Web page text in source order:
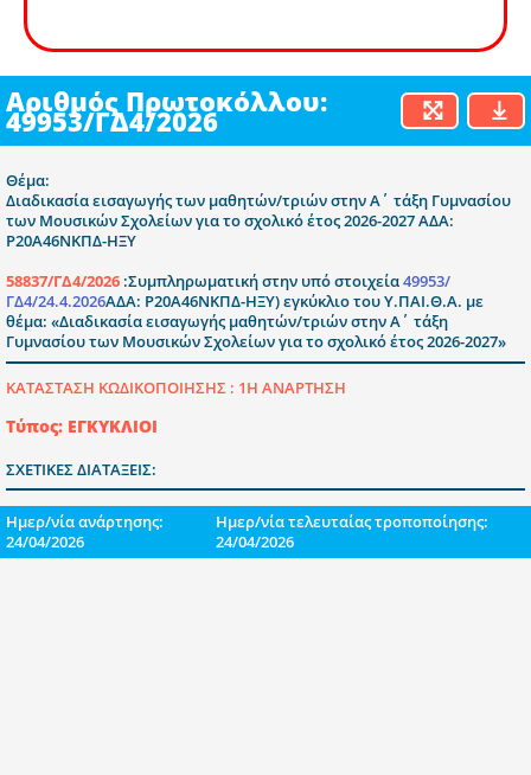
Αριθμός Πρωτοκόλλου:
49953/ΓΔ4/2026
Θέμα:
Διαδικασία εισαγωγής των μαθητών/τριών στην Α΄ τάξη Γυμνασίου
των Μουσικών Σχολείων για το σχολικό έτος 2026-2027 ΑΔΑ:
Ρ20Α46ΝΚΠΔ-ΗΞΥ
58837/ΓΔ4/2026 :Συμπληρωματική στην υπό στοιχεία49953/
ΓΔ4/24.4.2026ΑΔΑ: Ρ20Α46ΝΚΠΔ-ΗΞΥ) εγκύκλιο του Υ.ΠΑΙ.Θ.Α. με
θέμα: «Διαδικασία εισαγωγής μαθητών/τριών στην Α΄ τάξη
Γυμνασίου των Μουσικών Σχολείων για το σχολικό έτος 2026-2027»
ΚΑΤΑΣΤΑΣΗ ΚΩΔΙΚΟΠΟΙΗΣΗΣ : 1Η ΑΝΑΡΤΗΣΗ
Τύπος: ΕΓΚΥΚΛΙΟΙ
ΣΧΕΤΙΚΕΣ ΔΙΑΤΑΞΕΙΣ:
Ημερ/νία ανάρτησης:
24/04/2026
Ημερ/νία τελευταίας τροποποίησης:
24/04/2026